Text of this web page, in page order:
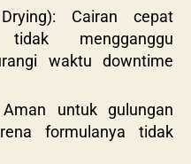
Cairan cepat
mengganggu
waktu downtime
untuk gulungan
formulanya tidak